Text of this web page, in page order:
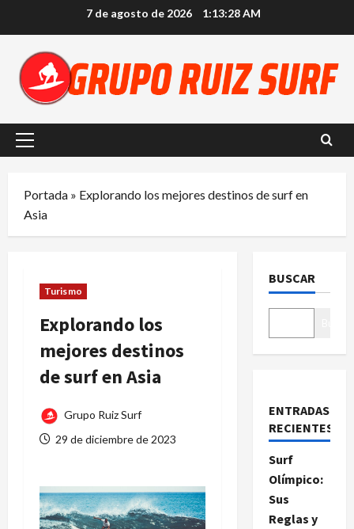
contenido
7 de agosto de 2026 1:13:29 AM
Menú
Portada » Explorando los mejores destinos de surf en
Asia
Turismo
Explorando los
mejores destinos
de surf en Asia
Grupo Ruiz Surf
29 de diciembre de 2023
BUSCAR
ENTRADAS
RECIENTES
Surf
Olímpico:
Sus
Reglas y